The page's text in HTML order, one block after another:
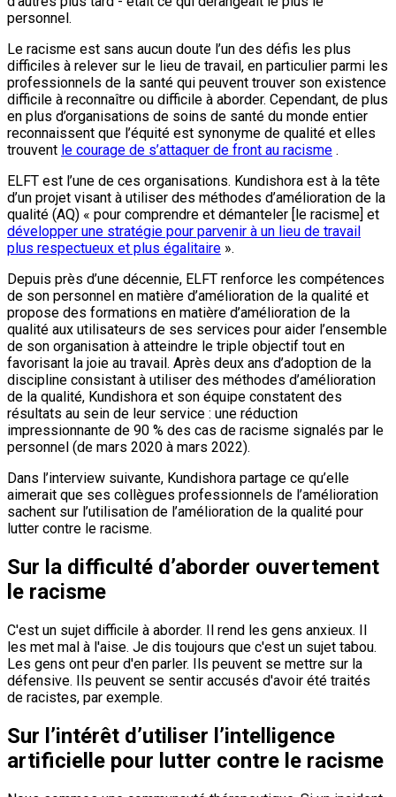
personnel.
Le racisme est sans aucun doute l’un des défis les plus
difficiles à relever sur le lieu de travail, en particulier parmi les
professionnels de la santé qui peuvent trouver son existence
difficile à reconnaître ou difficile à aborder. Cependant, de plus
en plus d’organisations de soins de santé du monde entier
reconnaissent que l’équité est synonyme de qualité et elles
trouvent le courage de s’attaquer de front au racisme .
ELFT est l’une de ces organisations. Kundishora est à la tête
d’un projet visant à utiliser des méthodes d’amélioration de la
qualité (AQ) « pour comprendre et démanteler [le racisme] et
développer une stratégie pour parvenir à un lieu de travail
plus respectueux et plus égalitaire ».
Depuis près d’une décennie, ELFT renforce les compétences
de son personnel en matière d’amélioration de la qualité et
propose des formations en matière d’amélioration de la
qualité aux utilisateurs de ses services pour aider l’ensemble
de son organisation à atteindre le triple objectif tout en
favorisant la joie au travail. Après deux ans d’adoption de la
discipline consistant à utiliser des méthodes d’amélioration
de la qualité, Kundishora et son équipe constatent des
résultats au sein de leur service : une réduction
impressionnante de 90 % des cas de racisme signalés par le
personnel (de mars 2020 à mars 2022).
Dans l’interview suivante, Kundishora partage ce qu’elle
aimerait que ses collègues professionnels de l’amélioration
sachent sur l’utilisation de l’amélioration de la qualité pour
lutter contre le racisme.
Sur la difficulté d’aborder ouvertement
le racisme
C'est un sujet difficile à aborder. Il rend les gens anxieux. Il
les met mal à l'aise. Je dis toujours que c'est un sujet tabou.
Les gens ont peur d'en parler. Ils peuvent se mettre sur la
défensive. Ils peuvent se sentir accusés d'avoir été traités
de racistes, par exemple.
Sur l’intérêt d’utiliser l’intelligence
artificielle pour lutter contre le racisme